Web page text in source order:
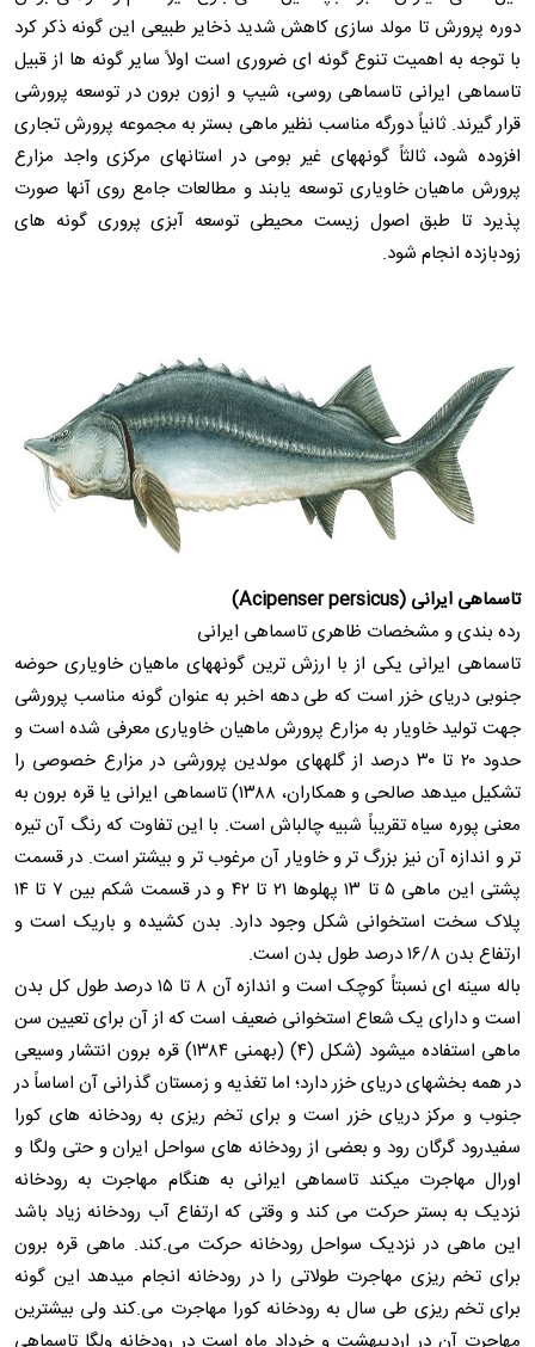
دوره پرورش تا مولد سازی کاهش شدید ذخایر طبیعی این گونه ذکر کرد
با توجه به اهمیت تنوع گونه ای ضروری است اولاً سایر گونه ها از قبیل
تاسماهی ایرانی تاسماهی روسی، شیپ و ازون برون در توسعه پرورشی
قرار گیرند. ثانیاً دورگه مناسب نظیر ماهی بستر به مجموعه پرورش تجاری
افزوده شود، ثالثاً گونههای غیر بومی در استانهای مرکزی واجد مزارع
پرورش ماهیان خاویاری توسعه یابند و مطالعات جامع روی آنها صورت
پذیرد تا طبق اصول زیست محیطی توسعه آبزی پروری گونه های
زودبازده انجام شود.
تاسماهی ایرانی (Acipenser persicus)
رده بندی و مشخصات ظاهری تاسماهی ایرانی
تاسماهی ایرانی یکی از با ارزش ترین گونههای ماهیان خاویاری حوضه
جنوبی دریای خزر است که طی دهه اخبر به عنوان گونه مناسب پرورشی
جهت تولید خاویار به مزارع پرورش ماهیان خاویاری معرفی شده است و
حدود ۲۰ تا ۳۰ درصد از گلههای مولدین پرورشی در مزارع خصوصی را
تشکیل میدهد صالحی و همکاران، ۱۳۸۸) تاسماهی ایرانی یا قره برون به
معنی پوره سیاه تقریباً شبیه چالباش است. با این تفاوت که رنگ آن تیره
تر و اندازه آن نیز بزرگ تر و خاویار آن مرغوب تر و بیشتر است. در قسمت
پشتی این ماهی ۵ تا ۱۳ پهلوها ۲۱ تا ۴۲ و در قسمت شکم بین ۷ تا ۱۴
پلاک سخت استخوانی شکل وجود دارد. بدن کشیده و باریک است و
ارتفاع بدن ۱۶/۸ درصد طول بدن است.
باله سینه ای نسبتاً کوچک است و اندازه آن ۸ تا ۱۵ درصد طول کل بدن
است و دارای یک شعاع استخوانی ضعیف است که از آن برای تعیین سن
ماهی استفاده میشود (شکل (۴) (بهمنی ۱۳۸۴) قره برون انتشار وسیعی
در همه بخشهای دریای خزر دارد؛ اما تغذیه و زمستان گذرانی آن اساساً در
جنوب و مرکز دریای خزر است و برای تخم ریزی به رودخانه های کورا
سفیدرود گرگان رود و بعضی از رودخانه های سواحل ایران و حتی ولگا و
اورال مهاجرت میکند تاسماهی ایرانی به هنگام مهاجرت به رودخانه
نزدیک به بستر حرکت می کند و وقتی که ارتفاع آب رودخانه زیاد باشد
این ماهی در نزدیک سواحل رودخانه حرکت می.کند. ماهی قره برون
برای تخم ریزی مهاجرت طولاتی را در رودخانه انجام میدهد این گونه
برای تخم ریزی طی سال به رودخانه کورا مهاجرت می.کند ولی بیشترین